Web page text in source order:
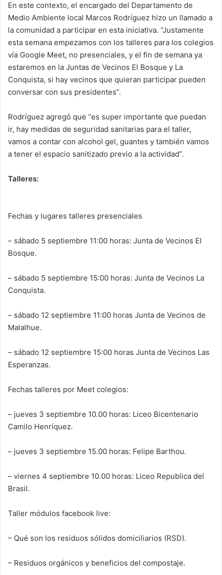
En este contexto, el encargado del Departamento de
Medio Ambiente local Marcos Rodríguez hizo un llamado a
la comunidad a participar en esta iniciativa. “Justamente
esta semana empezamos con los talleres para los colegios
vía Google Meet, no presenciales, y el fin de semana ya
estaremos en la Juntas de Vecinos El Bosque y La
Conquista, si hay vecinos que quieran participar pueden
conversar con sus presidentes”.
Rodríguez agregó que “es super importante que puedan
ir, hay medidas de seguridad sanitarias para el taller,
vamos a contar con alcohol gel, guantes y también vamos
a tener el espacio sanitizado previo a la actividad”.
Talleres:
Fechas y lugares talleres presenciales
– sábado 5 septiembre 11:00 horas: Junta de Vecinos El
Bosque.
– sábado 5 septiembre 15:00 horas: Junta de Vecinos La
Conquista.
– sábado 12 septiembre 11:00 horas Junta de Vecinos de
Malalhue.
– sábado 12 septiembre 15:00 horas Junta de Vecinos Las
Esperanzas.
Fechas talleres por Meet colegios:
– jueves 3 septiembre 10.00 horas: Liceo Bicentenario
Camilo Henríquez.
– jueves 3 septiembre 15.00 horas: Felipe Barthou.
– viernes 4 septiembre 10.00 horas: Liceo Republica del
Brasil.
Taller módulos facebook live:
– Qué son los residuos sólidos domiciliarios (RSD).
– Residuos orgánicos y beneficios del compostaje.